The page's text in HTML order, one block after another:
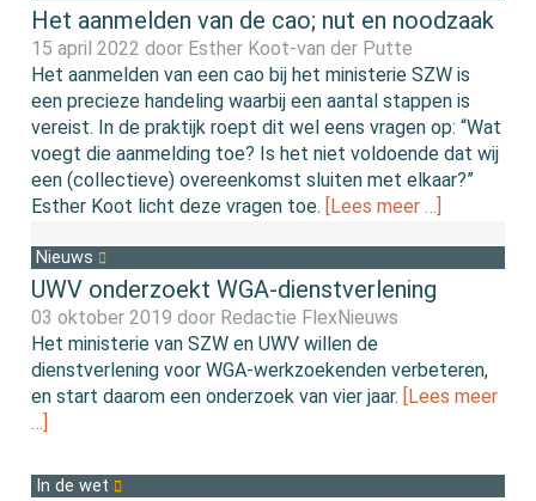
Het aanmelden van de cao; nut en noodzaak
15 april 2022 door Esther Koot-van der Putte
Het aanmelden van een cao bij het ministerie SZW is
een precieze handeling waarbij een aantal stappen is
vereist. In de praktijk roept dit wel eens vragen op: “Wat
voegt die aanmelding toe? Is het niet voldoende dat wij
een (collectieve) overeenkomst sluiten met elkaar?”
Esther Koot licht deze vragen toe. [Lees meer …]
Nieuws
UWV onderzoekt WGA-dienstverlening
03 oktober 2019 door Redactie FlexNieuws
Het ministerie van SZW en UWV willen de
dienstverlening voor WGA-werkzoekenden verbeteren,
en start daarom een onderzoek van vier jaar. [Lees meer
…]
In de wet